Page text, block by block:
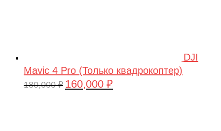
DJI
Mavic 4 Pro (Только квадрокоптер)
180,000₽ Первоначальная
160,000 ₽